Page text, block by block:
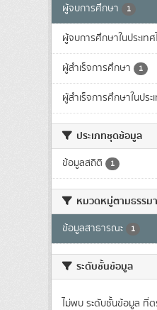
ผู้จบการศึกษา 1
ผู้จบการศึกษาในประเทศ
ผู้สำเร็จการศึกษา 1
ผู้สำเร็จการศึกษาในประ
ประเภทชุดข้อมูล
ข้อมูลสถิติ 1
หมวดหมู่ตามธรรม
ข้อมูลสาธารณะ 1
ระดับชั้นข้อมูล
ไม่พบ ระดับชั้นข้อมูล ที่